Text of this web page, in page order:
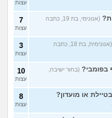
עצות
(אנונימי, בת 19, כתבה
7
עצות
(אנונימית, בת 18, כתבה
3
עצות
בפומבי? (בחור ישיבה,
10
עצות
או מועדון? 8
עצות